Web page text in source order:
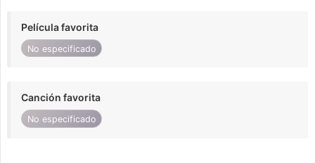
Película favorita
No especificado
Canción favorita
No especificado